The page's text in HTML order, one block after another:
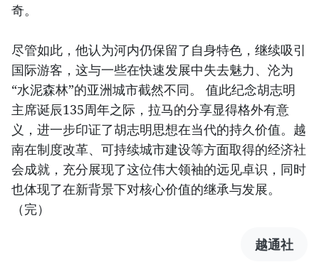
奇。
尽管如此，他认为河内仍保留了自身特色，继续吸引
国际游客，这与一些在快速发展中失去魅力、沦为
“水泥森林”的亚洲城市截然不同。 值此纪念胡志明
主席诞辰135周年之际，拉马的分享显得格外有意
义，进一步印证了胡志明思想在当代的持久价值。越
南在制度改革、可持续城市建设等方面取得的经济社
会成就，充分展现了这位伟大领袖的远见卓识，同时
也体现了在新背景下对核心价值的继承与发展。
（完）
越通社